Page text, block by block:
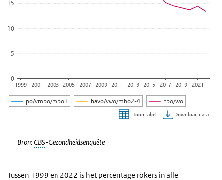
po/vmbo/mbo1 havo/vwo/mbo2-4 hbo/wo
0
5
10
15
1999 2001 2003 2005 2007 2009 2011 2013 2015 2017 2019 2021
Toon tabel Download data
Bron: CBS-Gezondheidsenquête
Tussen 1999 en 2022 is het percentage rokers in alle